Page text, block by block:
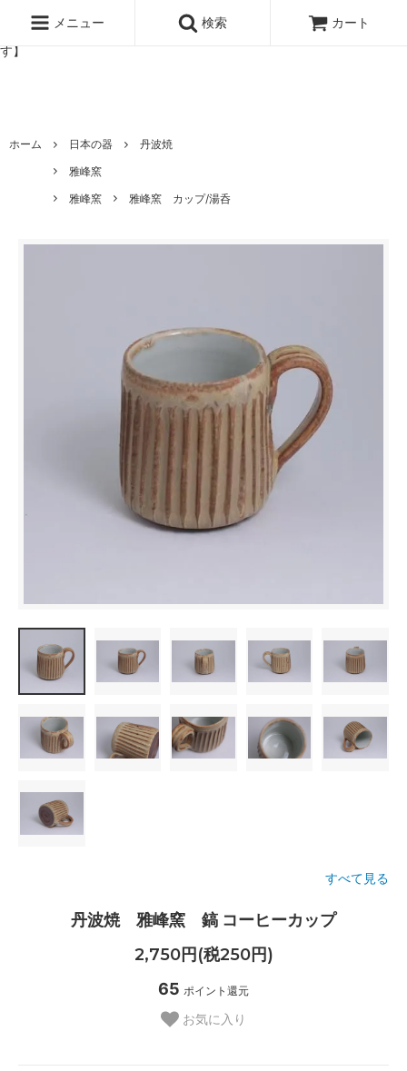
ッタのオンラインストア【アラビア,クイストゴーなどの北欧ヴィンテ
ージ食器,雅峰窯やソルテグラスジュエリーなどの作家の作品が並びま
す】
メニュー 検索 カート
ホーム 日本の器
丹波焼
雅峰窯
雅峰窯
雅峰窯 カップ/湯呑
すべて見る
丹波焼 雅峰窯 鎬 コーヒーカップ
2,750円(税250円)
65 ポイント還元
お気に入り